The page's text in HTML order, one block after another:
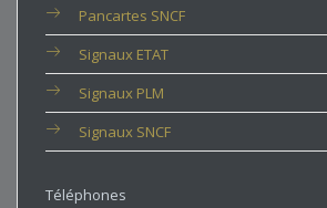
Pancartes SNCF
Signaux ETAT
Signaux PLM
Signaux SNCF
Téléphones